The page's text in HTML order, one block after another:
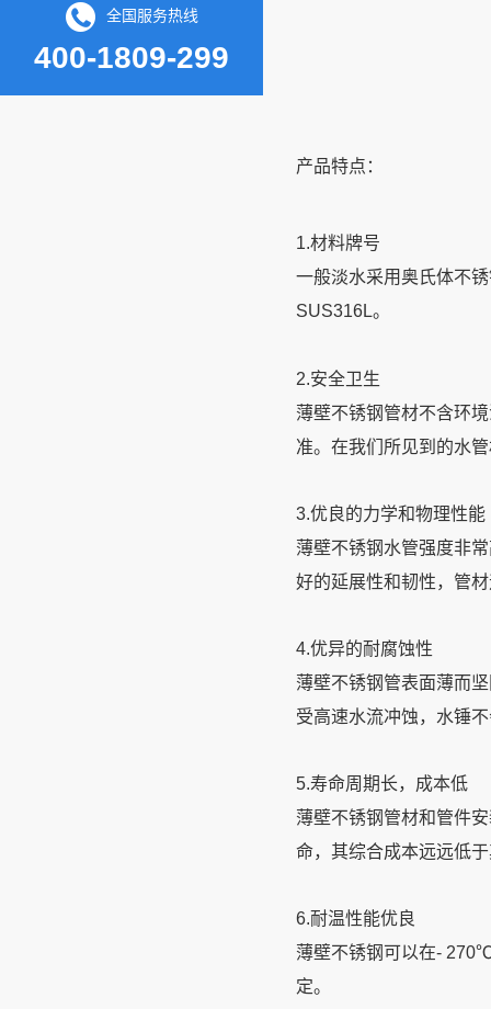
全国服务热线
400-1809-299
产品特点：
1.材料牌号
一般淡水采用奥氏体不
SUS316L。
2.安全卫生
薄壁不锈钢管材不含环
准。在我们所见到的水
3.优良的力学和物理性能
薄壁不锈钢水管强度非
好的延展性和韧性，管
4.优异的耐腐蚀性
薄壁不锈钢管表面薄而
受高速水流冲蚀，水锤
5.寿命周期长，成本低
薄壁不锈钢管材和管件
命，其综合成本远远低
6.耐温性能优良
薄壁不锈钢可以在-
定。